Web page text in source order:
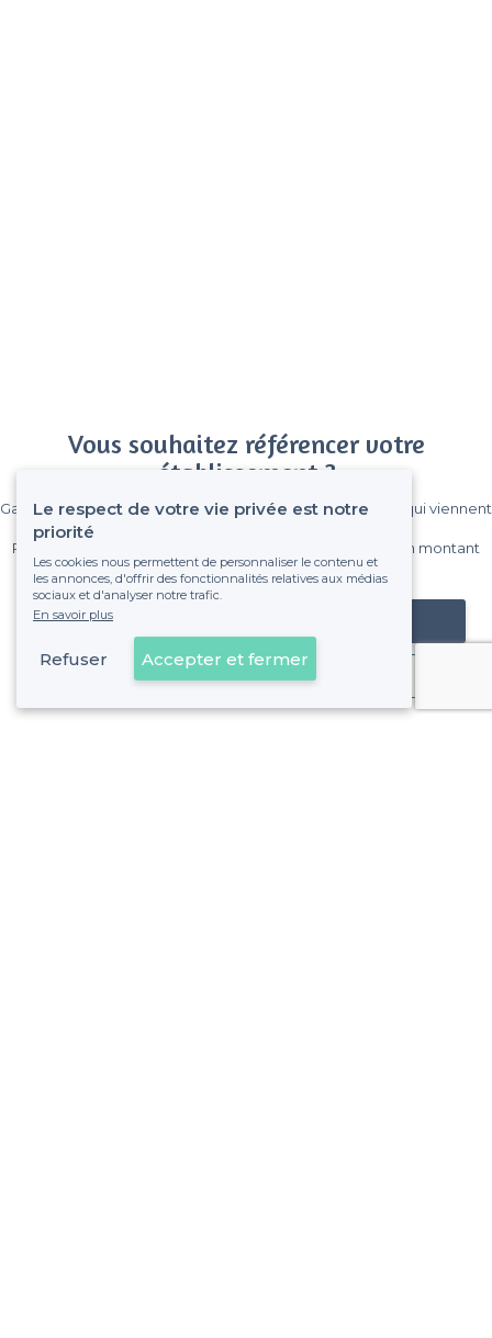
Vous souhaitez référencer votre
établissement ?
Gagnez de nombreux clients parmi le million de visiteurs qui viennent
Pas de commissions et sans engagement, vous payez un montant
fixe sans risque de voir déraper la facture.
Référencer mon établissement
Déjà client
Le respect de votre vie privée est notre
priorité
Les cookies nous permettent de personnaliser le contenu et
les annonces, d'offrir des fonctionnalités relatives aux médias
sociaux et d'analyser notre trafic.
En savoir plus
Refuser Accepter et fermer